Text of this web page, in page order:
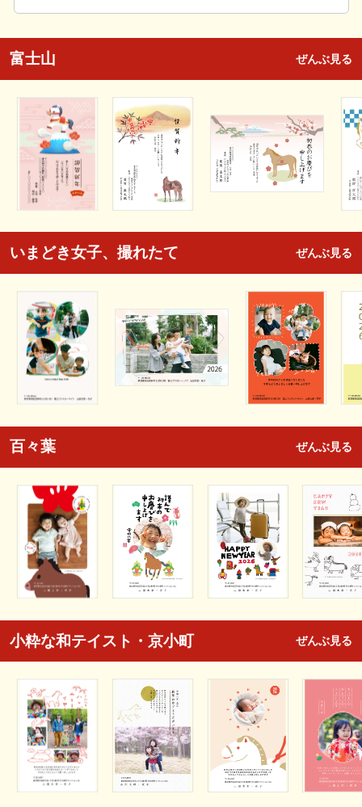
富士山 ぜんぶ見る
いまどき女子、撮れたて ぜんぶ見る
百々葉 ぜんぶ見る
小粋な和テイスト・京小町 ぜんぶ見る